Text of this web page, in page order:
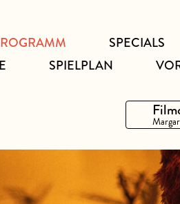
SPIELPLAN
SPECIALS